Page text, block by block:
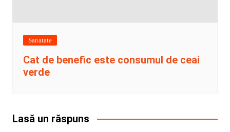
Sanatate
Cat de benefic este consumul de ceai
verde
Lasă un răspuns